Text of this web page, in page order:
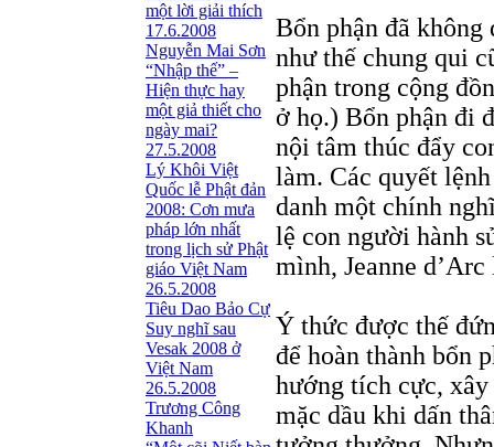
một lời giải thích
17.6.2008
Nguyễn Mai Sơn
“Nhập thế” –
Hiện thực hay
một giả thiết cho
ngày mai?
27.5.2008
Lý Khôi Việt
Quốc lễ Phật đản
2008: Cơn mưa
pháp lớn nhất
trong lịch sử Phật
giáo Việt Nam
26.5.2008
Tiêu Dao Bảo Cự
Suy nghĩ sau
Vesak 2008 ở
Việt Nam
26.5.2008
Trương Công
Khanh
Bổn phận đã
như thế chung qui
phận trong cộng
ở họ.) Bổn phận đi
nội tâm thúc đẩy
làm. Các quyết
danh một chính
lệ con người hành
mình, Jeanne
Ý thức được thế
để hoàn thành bổn
hướng tích cực, xây
mặc dầu khi dấn